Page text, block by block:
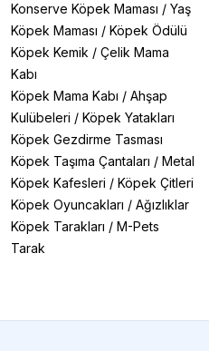
Konserve Köpek Maması / Yaş
Köpek Maması / Köpek Ödülü
Köpek Kemik / Çelik Mama
Kabı
Köpek Mama Kabı / Ahşap
Kulübeleri / Köpek Yatakları
Köpek Gezdirme Tasması
Köpek Taşıma Çantaları / Metal
Köpek Kafesleri / Köpek Çitleri
Köpek Oyuncakları / Ağızlıklar
Köpek Tarakları / M-Pets
Tarak